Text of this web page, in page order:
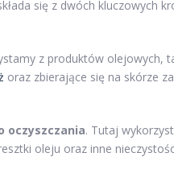
się z dwóch kluczowych
z produktów olejowych,
oraz zbierające się na skórze
oczyszczania. Tutaj
oleju oraz inne